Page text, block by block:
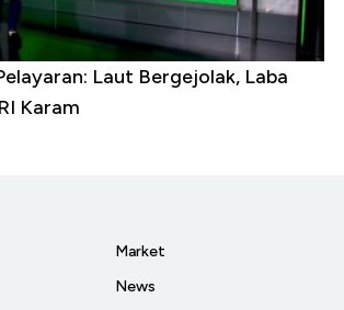
Laut Bergejolak, Laba
Karam
Market
News